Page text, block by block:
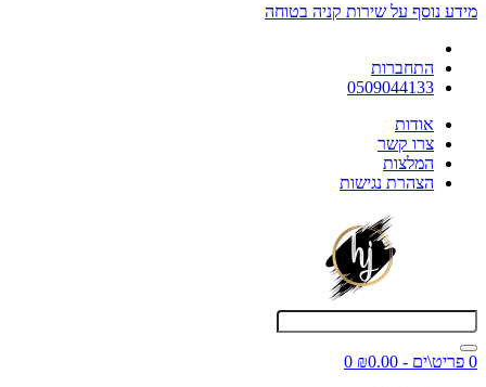
מידע נוסף על שירות קניה בטוחה
התחברות
0509044133
אודות
צרו קשר
המלצות
הצהרת נגישות
0 פריט\ים - ₪0.00
0